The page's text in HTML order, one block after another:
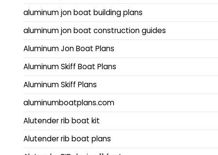
aluminum jon boat building plans
aluminum jon boat construction guides
Aluminum Jon Boat Plans
Aluminum Skiff Boat Plans
Aluminum Skiff Plans
aluminumboatplans.com
Alutender rib boat kit
Alutender rib boat plans